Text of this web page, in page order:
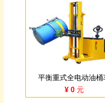
平衡重式全电动油桶
¥ 0 元